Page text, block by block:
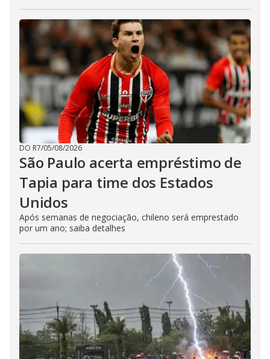
DO R7/05/08/2026
São Paulo acerta empréstimo de
Tapia para time dos Estados
Unidos
Após semanas de negociação, chileno será emprestado
por um ano; saiba detalhes